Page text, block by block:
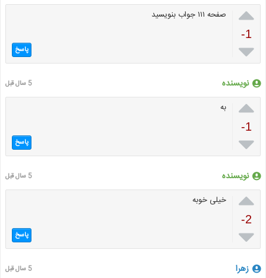

-1

صفحه ۱۱۱ جواب بنویسید
پاسخ
نویسنده 5 سال قبل

-1

به
پاسخ
نویسنده 5 سال قبل

-2

خیلی خوبه
پاسخ
زهرا 5 سال قبل